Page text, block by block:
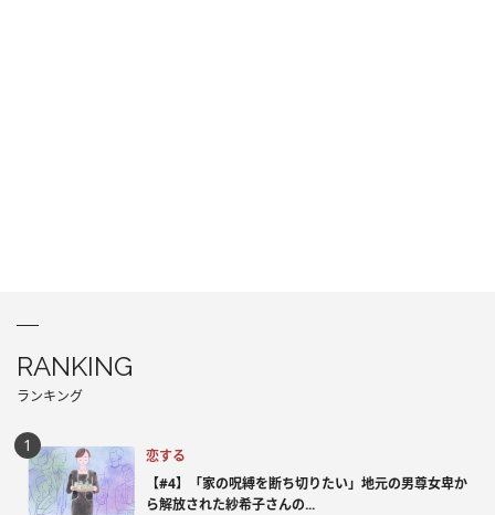
RANKING
ランキング
恋する
【#4】「家の呪縛を断ち切りたい」地元の男尊女卑か
ら解放された紗希子さんの...